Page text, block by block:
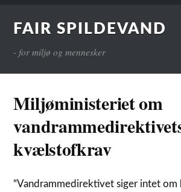
FAIR SPILDEVAND
- for miljø og mennesker
Miljøministeriet om
kvælstofkrav
“Vandrammedirektivet siger intet om